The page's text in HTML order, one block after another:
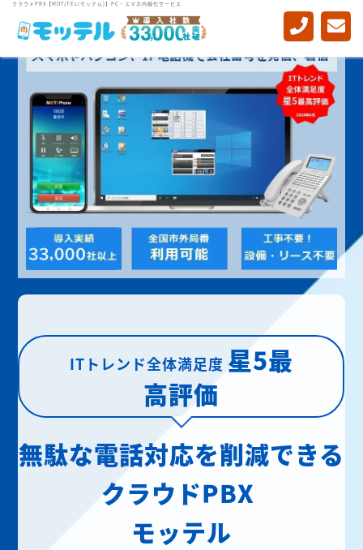
クラウドPBX【MOT/TEL(モッテル)】PC・スマホ内線化サービス
ITトレンド全体満足度 星5最
高評価
無駄な電話対応を削減できる
クラウドPBX
モッテル